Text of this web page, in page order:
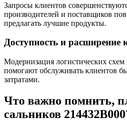
Запросы клиентов
производителей и поставщиков
предлагать лучшие продукты.
Доступность и расширение
Модернизация логистических
помогают обслуживать клиентов
затратами.
Что важно помнить,
сальников